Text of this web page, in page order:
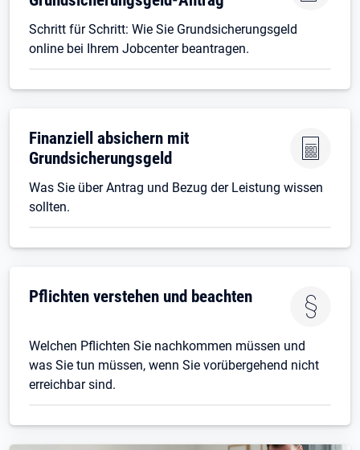
Schritt für Schritt: Wie Sie Grundsicherungsgeld
online bei Ihrem Jobcenter beantragen.
Finanziell absichern mit
Grundsicherungsgeld
Was Sie über Antrag und Bezug der Leistung wissen
sollten.
Pflichten verstehen und beachten
Welchen Pflichten Sie nachkommen müssen und
was Sie tun müssen, wenn Sie vorübergehend nicht
erreichbar sind.